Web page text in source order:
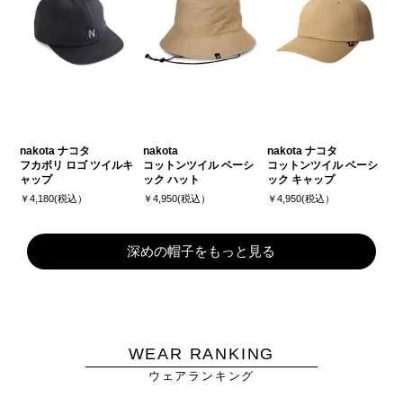
nakota ナコタ
フカボリ ロゴ ツイルキ
ャップ
￥4,180(税込）
nakota
コットンツイル ベーシ
ック ハット
￥4,950(税込）
nakota ナコタ
コットンツイル ベーシ
ック キャップ
￥4,950(税込）
深めの帽子をもっと見る
WEAR RANKING
ウェアランキング